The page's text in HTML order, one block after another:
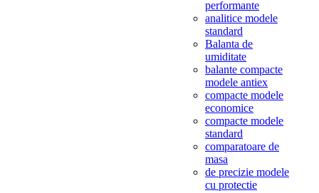
performante
analitice modele
standard
Balanta de
umiditate
balante compacte
modele antiex
compacte modele
economice
compacte modele
standard
comparatoare de
masa
de precizie modele
cu protectie